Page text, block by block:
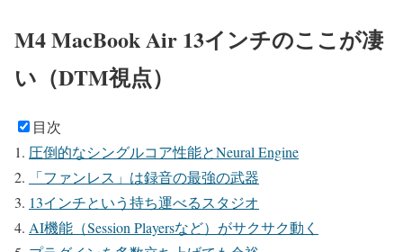
M4 MacBook Air 13インチのここが凄
い（DTM視点）
目次
圧倒的なシングルコア性能とNeural Engine
「ファンレス」は録音の最強の武器
13インチという持ち運べるスタジオ
AI機能（Session Playersなど）がサクサク動く